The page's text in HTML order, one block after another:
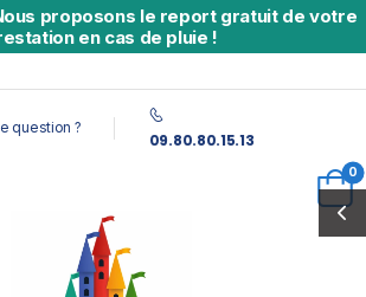
proposons le report gratuit de votre
en cas de pluie !
question ?
09.80.80.15.13
0